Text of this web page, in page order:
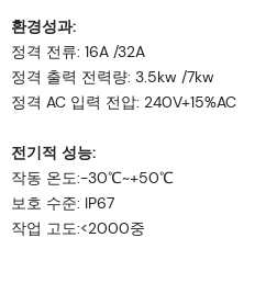
환경성과:
정격 전류: 16A /32A
정격 출력 전력량: 3.5kw /7kw
정격 AC 입력 전압: 240V+15%AC
전기적 성능:
작동 온도:-30℃~+50℃
보호 수준: IP67
작업 고도:<2000중